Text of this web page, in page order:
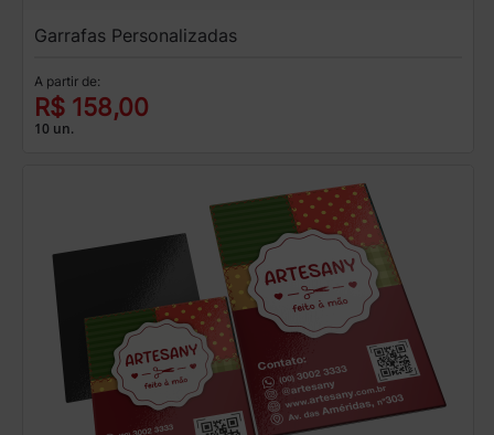
Garrafas Personalizadas
A partir de:
R$ 158,00
10 un.